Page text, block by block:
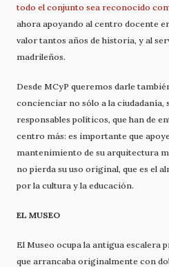
todo el conjunto sea reconocido
ahora apoyando al centro docente
valor tantos años de historia, y al
madrileños.
Desde MCyP queremos darle
concienciar no sólo a la ciudadanía,
responsables políticos, que han de
centro más: es importante que
mantenimiento de su arquitectura
no pierda su uso original, que es el
por la cultura y la educación.
EL MUSEO
El Museo ocupa la antigua escalera
que arrancaba originalmente con